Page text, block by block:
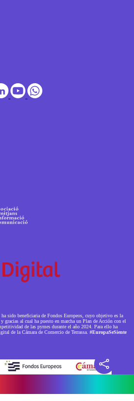
sido beneficiaria de Fondos Europeos, cuyo objetivo es la
al cual ha puesto en marcha un Plan de Acción con el
de las pymes durante el año 2024. Para ello ha
de la Cámara de Comercio de Terrassa. #EuropaSeSiente